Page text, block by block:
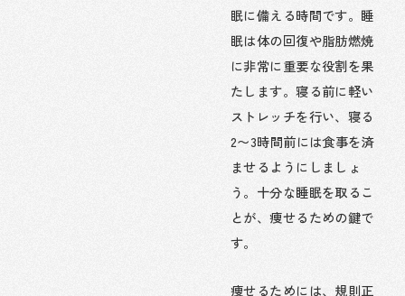
眠に備える時間です。睡
眠は体の回復や脂肪燃焼
に非常に重要な役割を果
たします。寝る前に軽い
ストレッチを行い、寝る
2〜3時間前には食事を済
ませるようにしましょ
う。十分な睡眠を取るこ
とが、痩せるための鍵で
す。
痩せるためには、規則正